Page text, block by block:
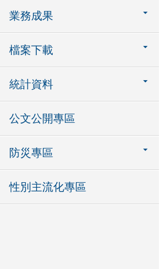
業務成果
檔案下載
統計資料
公文公開專區
防災專區
性別主流化專區